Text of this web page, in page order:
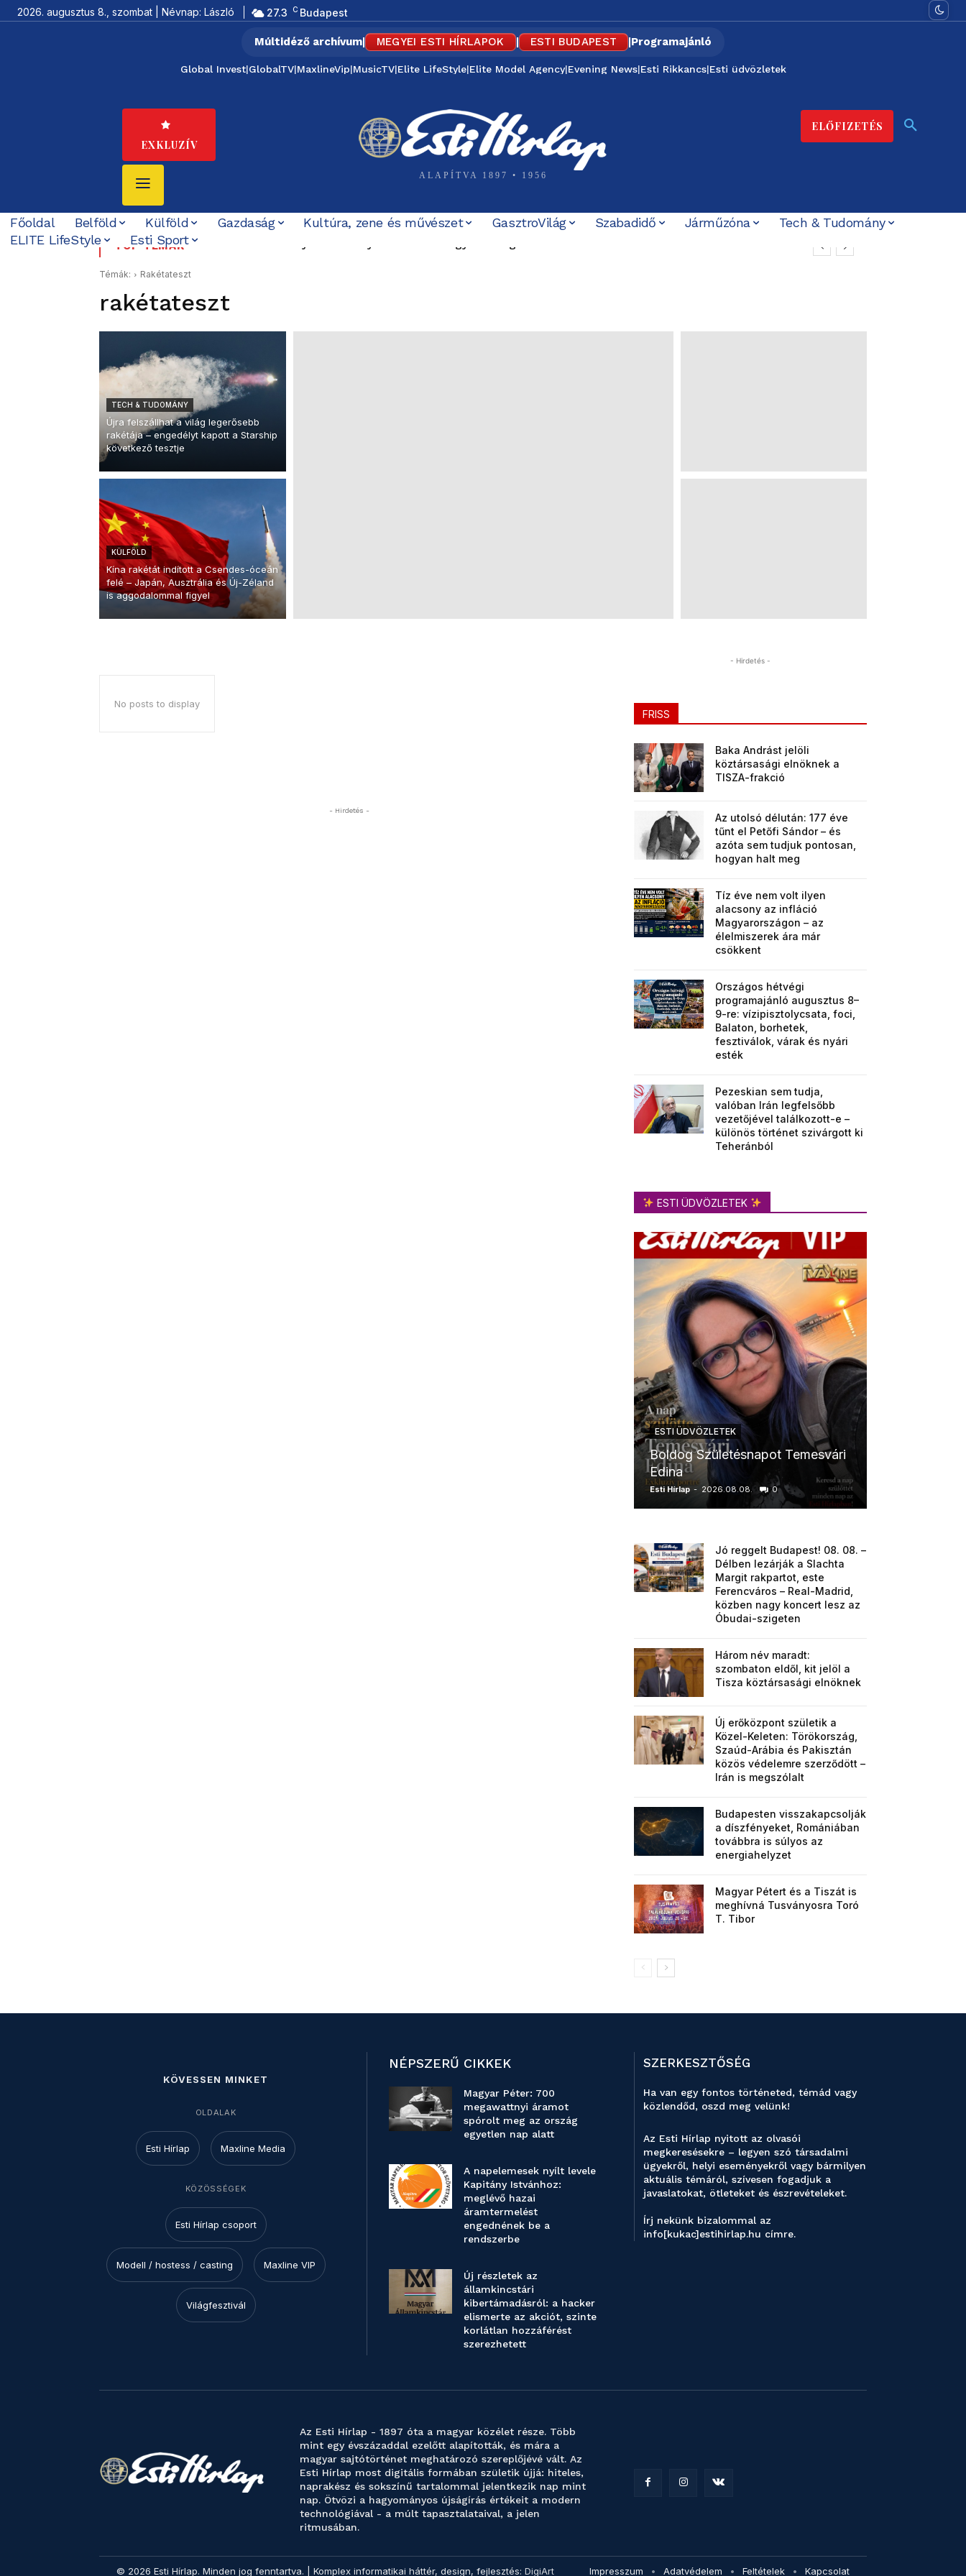
2026. augusztus 8., szombat | Névnap: László 27.3 C Budapest
Múltidéző archívum| MEGYEI ESTI HÍRLAPOK | ESTI BUDAPEST |Programajánló
Global Invest|GlobalTV|MaxlineVip|MusicTV|Elite LifeStyle|Elite Model Agency|Evening News|Esti Rikkancs|Esti üdvözletek
EXKLUZÍV
ALAPÍTVA 1897 • 1956
ELŐFIZETÉS
Főoldal Belföld Külföld Gazdaság Kultúra, zene és művészet GasztroVilág Szabadidő Járműzóna
Tech & Tudomány
ELITE LifeStyle
Esti Sport
TOP TÉMÁK Tíz éve nem volt ilyen alacsony az infláció Magyarországon – az élelmiszerek ára már csökkent
Témák: Rakétateszt
rakétateszt
TECH & TUDOMÁNY
Újra felszállhat a világ legerősebb
rakétája – engedélyt kapott a Starship
következő tesztje
KÜLFÖLD
Kína rakétát indított a Csendes-óceán
felé – Japán, Ausztrália és Új-Zéland
is aggodalommal figyel
No posts to display
- Hirdetés -
- Hirdetés -
FRISS
Baka Andrást jelöli
köztársasági elnöknek a
TISZA-frakció
Az utolsó délután: 177 éve
tűnt el Petőfi Sándor – és
azóta sem tudjuk pontosan,
hogyan halt meg
Tíz éve nem volt ilyen
alacsony az infláció
Magyarországon – az
élelmiszerek ára már
csökkent
Országos hétvégi
programajánló augusztus 8–
9-re: vízipisztolycsata, foci,
Balaton, borhetek,
fesztiválok, várak és nyári
esték
Pezeskian sem tudja,
valóban Irán legfelsőbb
vezetőjével találkozott-e –
különös történet szivárgott ki
Teheránból
ESTI ÜDVÖZLETEK
ESTI ÜDVÖZLETEK
Boldog Születésnapot Temesvári
Edina
Esti Hírlap - 2026.08.08. 0
Jó reggelt Budapest! 08. 08. –
Délben lezárják a Slachta
Margit rakpartot, este
Ferencváros – Real-Madrid,
közben nagy koncert lesz az
Óbudai-szigeten
Három név maradt:
szombaton eldől, kit jelöl a
Tisza köztársasági elnöknek
Új erőközpont születik a
Közel-Keleten: Törökország,
Szaúd-Arábia és Pakisztán
közös védelemre szerződött –
Irán is megszólalt
Budapesten visszakapcsolják
a díszfényeket, Romániában
továbbra is súlyos az
energiahelyzet
Magyar Pétert és a Tiszát is
meghívná Tusványosra Toró
T. Tibor
KÖVESSEN MINKET
OLDALAK
Esti Hírlap Maxline Media
KÖZÖSSÉGEK
Esti Hírlap csoport
Modell / hostess / casting Maxline VIP
Világfesztivál
NÉPSZERŰ CIKKEK
Magyar Péter: 700
megawattnyi áramot
spórolt meg az ország
egyetlen nap alatt
A napelemesek nyílt levele
Kapitány Istvánhoz:
meglévő hazai
áramtermelést
engednének be a
rendszerbe
Új részletek az
államkincstári
kibertámadásról: a hacker
elismerte az akciót, szinte
korlátlan hozzáférést
szerezhetett
SZERKESZTŐSÉG
Ha van egy fontos történeted, témád vagy
közlendőd, oszd meg velünk!
Az Esti Hírlap nyitott az olvasói
megkeresésekre – legyen szó társadalmi
ügyekről, helyi eseményekről vagy bármilyen
aktuális témáról, szívesen fogadjuk a
javaslatokat, ötleteket és észrevételeket.
Írj nekünk bizalommal az
info[kukac]estihirlap.hu címre.
Az Esti Hírlap - 1897 óta a magyar közélet része. Több
mint egy évszázaddal ezelőtt alapították, és mára a
magyar sajtótörténet meghatározó szereplőjévé vált. Az
Esti Hírlap most digitális formában születik újjá: hiteles,
naprakész és sokszínű tartalommal jelentkezik nap mint
nap. Ötvözi a hagyományos újságírás értékeit a modern
technológiával - a múlt tapasztalataival, a jelen
ritmusában.
© 2026 Esti Hírlap. Minden jog fenntartva. | Komplex informatikai háttér, design, fejlesztés: DigiArt Impresszum Adatvédelem Feltételek Kapcsolat